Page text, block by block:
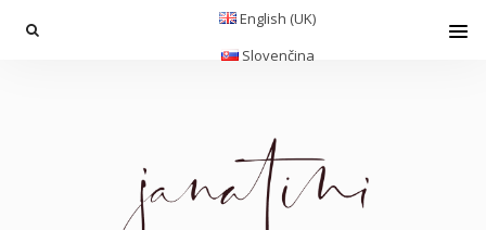
English (UK)
Slovenčina